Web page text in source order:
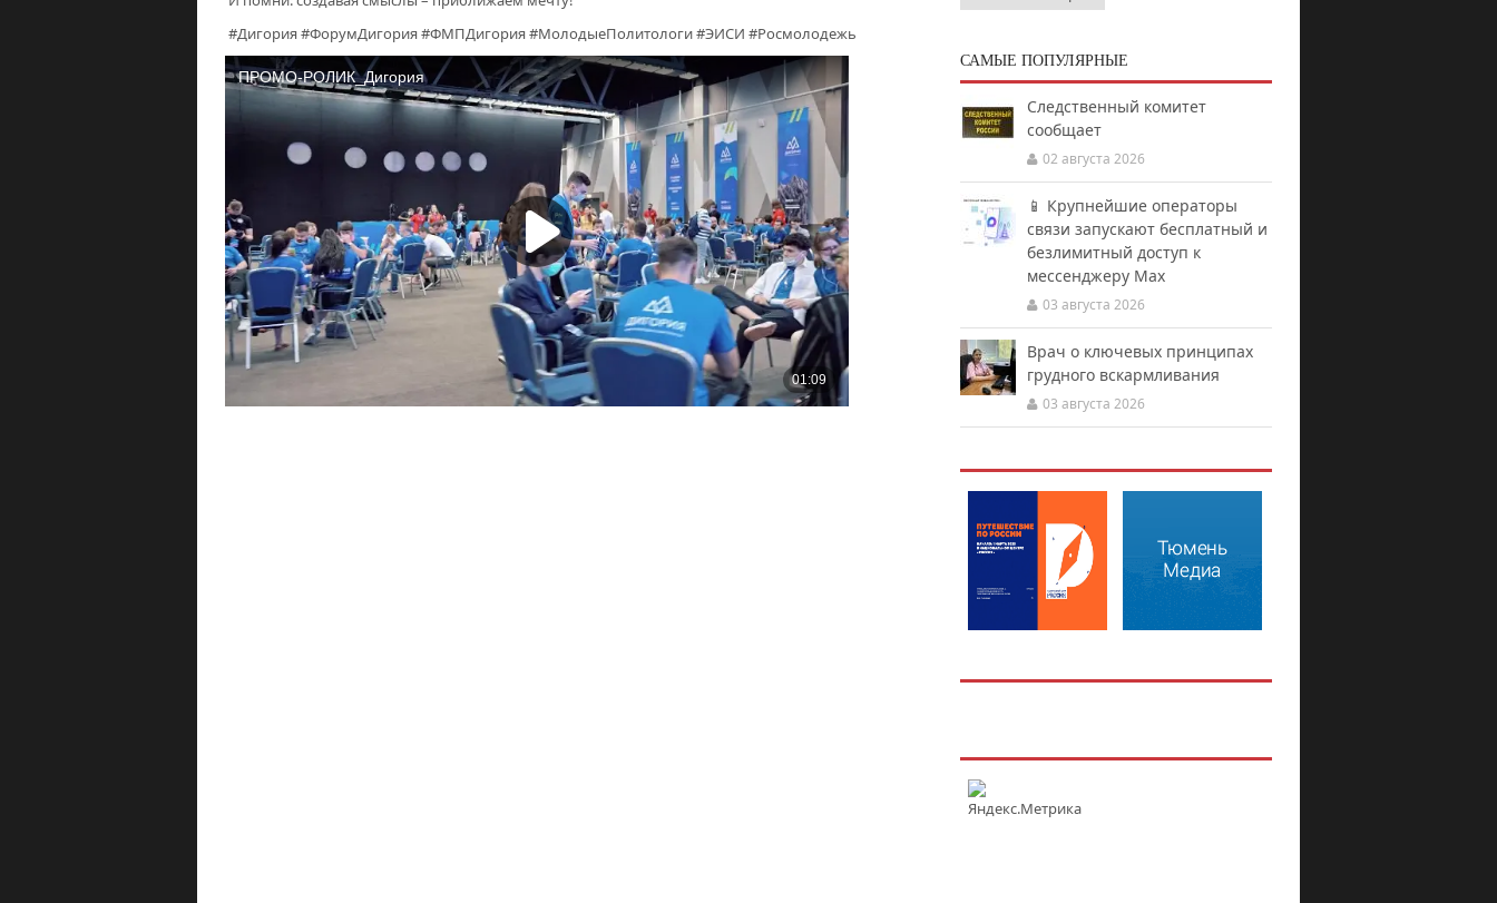
#Дигория #ФорумДигория #ФМПДигория #МолодыеПолитологи #ЭИСИ #Росмолодежь
САМЫЕ ПОПУЛЯРНЫЕ
Следственный комитет
сообщает
02 августа 2026
📱 Крупнейшие операторы
связи запускают бесплатный и
безлимитный доступ к
мессенджеру Мах
03 августа 2026
Врач о ключевых принципах
грудного вскармливания
03 августа 2026